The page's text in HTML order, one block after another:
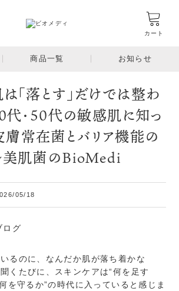
カート
商品一覧 お知らせ
「落とす」だけでは整わ
・50代の敏感肌に知っ
常在菌とバリア機能の
肌菌のBioMedi
05/18
ログ
いるのに、なんだか肌が落ち着かな
くたびに、スキンケアは“何を足す
を守るか”の時代に入っていると感じま